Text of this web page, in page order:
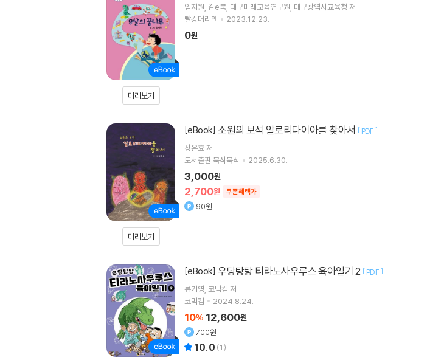
미리보기
임지원, 같e북, 대구미래교육연구원, 대구광역시교육청 저
빨강머리앤
2023.12.23.
0원
미리보기
[eBook] 소원의 보석 알로리다이아를 찾아서 [ PDF ]
장은효 저
도서출판 북작북작
2025.6.30.
2,700원 쿠폰혜택가
3,000원
90원
[eBook] 우당탕탕 티라노사우루스 육아일기 2 [ PDF ]
류기영, 코믹컴 저
코믹컴
2024.8.24.
10% 12,600원
700원
10.0 (1)